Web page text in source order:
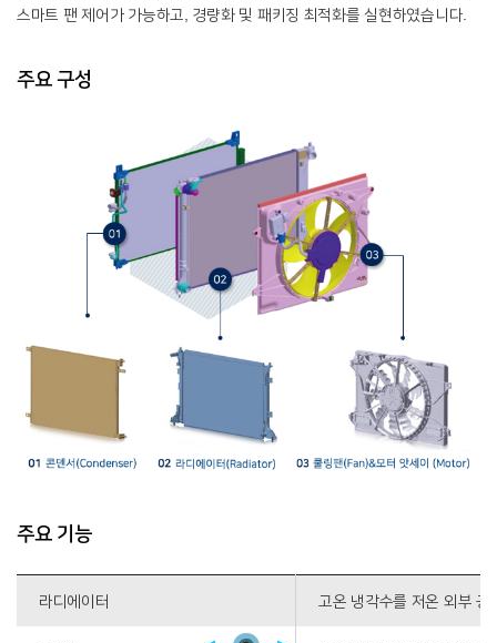
스마트 팬 제어가 가능하고, 경량화 및 패키징 최적화를 실현하였습니다.
주요 구성
주요 기능
라디에이터 고온 냉각수를 저온 외부